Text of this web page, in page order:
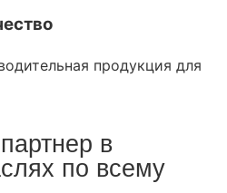
продукция для
в
по всему